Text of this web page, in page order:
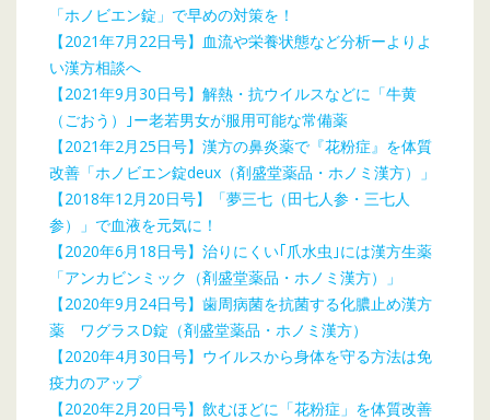
「ホノビエン錠」で早めの対策を！
【2021年7月22日号】血流や栄養状態など分析ーよりよ
い漢方相談へ
【2021年9月30日号】解熱・抗ウイルスなどに「牛黄
（ごおう）｣ー老若男女が服用可能な常備薬
【2021年2月25日号】漢方の鼻炎薬で『花粉症』を体質
改善「ホノビエン錠deux（剤盛堂薬品・ホノミ漢方）」
【2018年12月20日号】「夢三七（田七人参・三七人
参）」で血液を元気に！
【2020年6月18日号】治りにくい｢爪水虫｣には漢方生薬
「アンカビンミック（剤盛堂薬品・ホノミ漢方）」
【2020年9月24日号】歯周病菌を抗菌する化膿止め漢方
薬 ワグラスD錠（剤盛堂薬品・ホノミ漢方）
【2020年4月30日号】ウイルスから身体を守る方法は免
疫力のアップ
【2020年2月20日号】飲むほどに「花粉症」を体質改善